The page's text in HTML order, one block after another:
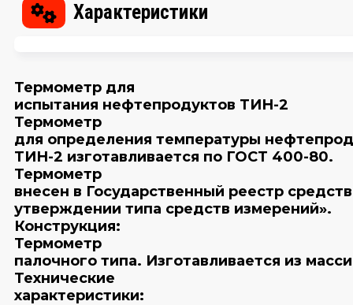
Характеристики
Термометр для
испытания нефтепродуктов ТИН-2
Термометр
для определения температуры
ТИН-2 изготавливается по ГОСТ 400-80.
Термометр
внесен в Государственный реестр
утверждении типа средств измерений».
Конструкция:
Термометр
палочного типа. Изготавливается из
Технические
характеристики: